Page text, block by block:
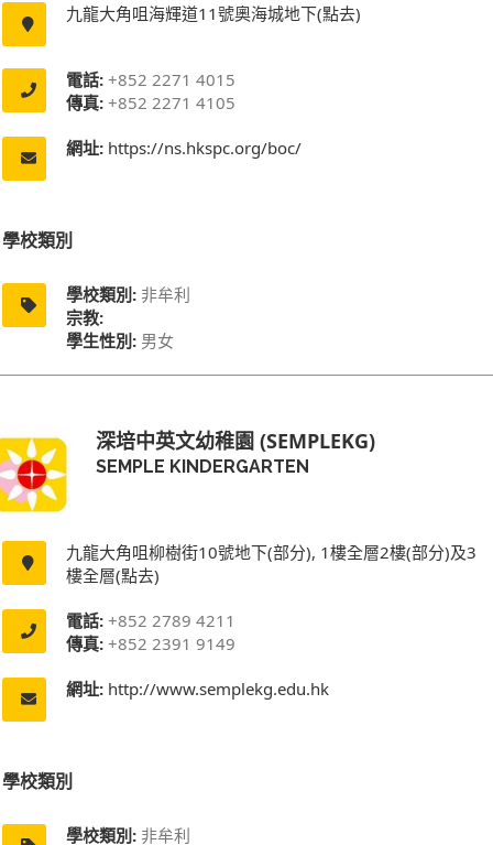
九龍大角咀海輝道11號奧海城地下(點去)
電話: +852 2271 4015
傳真: +852 2271 4105
網址: https://ns.hkspc.org/boc/
學校類別
學校類別: 非牟利
宗教:
學生性別: 男女
深培中英文幼稚園 (SEMPLEKG)
SEMPLE KINDERGARTEN
九龍大角咀柳樹街10號地下(部分), 1樓全層2樓(部分)及3
樓全層(點去)
電話: +852 2789 4211
傳真: +852 2391 9149
網址: http://www.semplekg.edu.hk
學校類別
學校類別: 非牟利